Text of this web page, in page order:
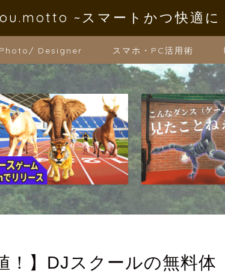
~スマートかつ快適に
Designer スマホ・PC活用術
！】DJスクールの無料体